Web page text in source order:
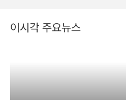
이시각 주요뉴스